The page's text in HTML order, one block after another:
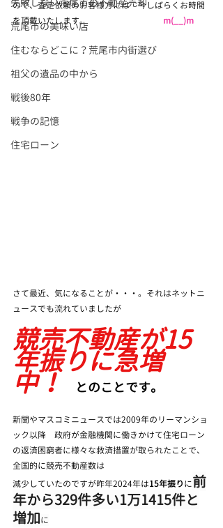
荒尾市の美味い店
住むならどこに？荒尾市内街選び
祖父の遺品の中から
戦後80年
戦争の記憶
住宅ローン
ので、査定依頼のお客様方には　今しばらくお時間
を頂戴いたします。 m(__)m
さて最近、気になることが・・・。それはネットニ
ュースでも流れていましたが
競売不動産が15
年振りに急増
中！ とのことです。
新聞やマスコミニュースでは2009年のリーマンショ
ック以降　政府が金融機関に働きかけて住宅ローン
の返済困窮者に様々な救済措置が取られたことで、
全国的に競売不動産数は
減少していたのですが昨年2024年は15年振りに前
年から329件多い1万1415件と
増加に